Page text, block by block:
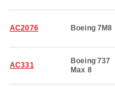
AC2076 Boeing 7M8
AC331
Boeing 737
Max 8